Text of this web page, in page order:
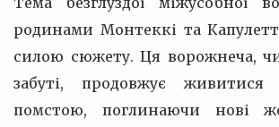
родинами Монтеккі та
силою сюжету. Ця ворожнеча,
забуті, продовжує живитися
помстою, поглинаючи нові